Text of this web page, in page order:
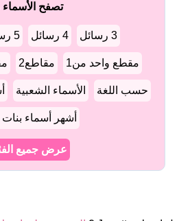
تصفح
3 رسائل 4 رسائل 5 رسائل
مقطع واحد من1 مقاطع2
حسب اللغة الأسماء الشعبية
أشهر أسماء بنات
عرض جميع